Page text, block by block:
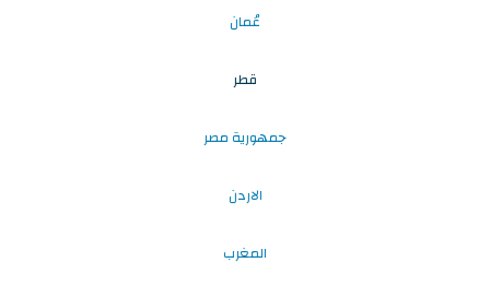
عُمان
قطر
جمهورية مصر
الاردن
المغرب